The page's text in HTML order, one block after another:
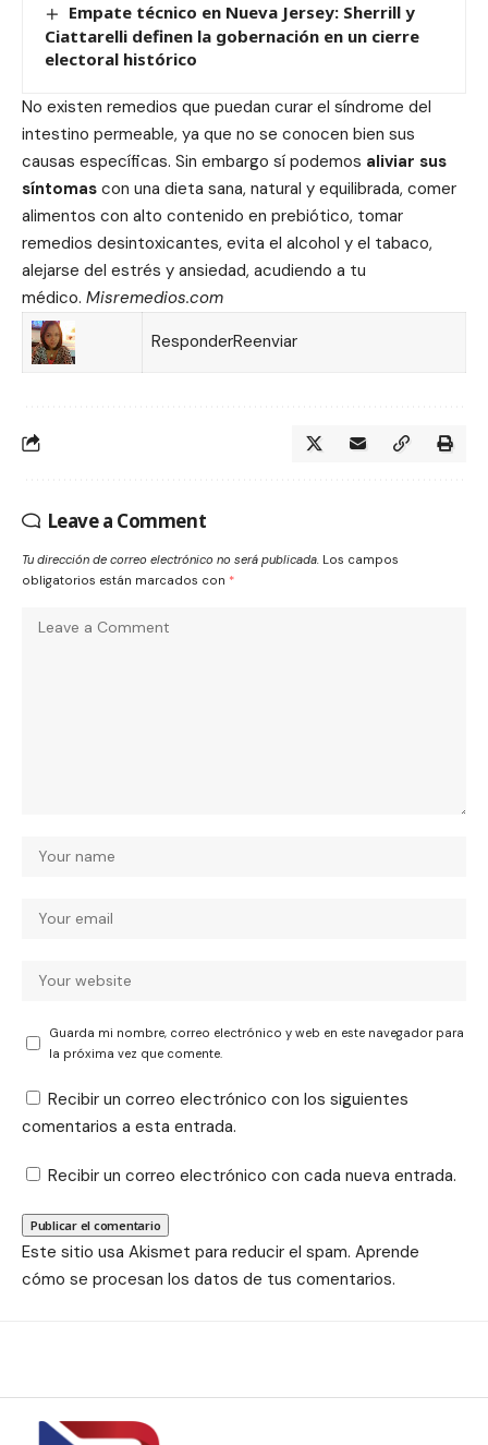
Empate técnico en Nueva Jersey: Sherrill y
Ciattarelli definen la gobernación en un cierre
electoral histórico
No existen remedios que puedan curar el síndrome del
intestino permeable, ya que no se conocen bien sus
causas específicas. Sin embargo sí podemos aliviar sus
síntomas con una dieta sana, natural y equilibrada, comer
alimentos con alto contenido en prebiótico, tomar
remedios desintoxicantes, evita el alcohol y el tabaco,
alejarse del estrés y ansiedad, acudiendo a tu
médico. Misremedios.com
ResponderReenviar
Leave a Comment
Tu dirección de correo electrónico no será publicada. Los campos
obligatorios están marcados con *
Guarda mi nombre, correo electrónico y web en este navegador para
la próxima vez que comente.
Recibir un correo electrónico con los siguientes
comentarios a esta entrada.
Recibir un correo electrónico con cada nueva entrada.
Este sitio usa Akismet para reducir el spam. Aprende
cómo se procesan los datos de tus comentarios.